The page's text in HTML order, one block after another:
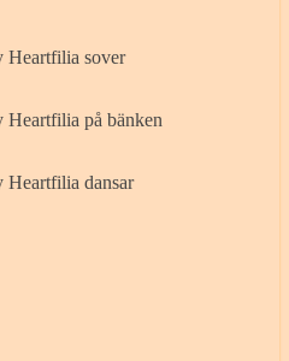
Heartfilia sover
Heartfilia på bänken
Heartfilia dansar